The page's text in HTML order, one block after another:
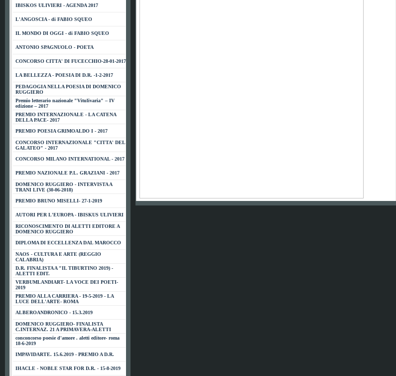
IBISKOS ULIVIERI - AGENDA 2017
L'ANGOSCIA - di FABIO SQUEO
IL MONDO DI OGGI - di FABIO SQUEO
ANTONIO SPAGNUOLO - POETA
CONCORSO CITTA' DI FUCECCHIO-28-01-2017
LA BELLEZZA - POESIA DI D.R. -1-2-2017
PEDAGOGIA NELLA POESIA DI DOMENICO
RUGGIERO
Premio letterario nazionale "Vitulivaria" – IV
edizione – 2017
PREMIO INTERNAZIONALE - LA CATENA
DELLA PACE- 2017
PREMIO POESIA GRIMOALDO I - 2017
CONCORSO INTERNAZIONALE "CITTA' DEL
GALATEO" - 2017
CONCORSO MILANO INTERNATIONAL - 2017
PREMIO NAZIONALE P.L. GRAZIANI - 2017
DOMENICO RUGGIERO - INTERVISTA A
TRANI LIVE (30-06-2018)
PREMIO BRUNO MISELLI- 27-1-2019
AUTORI PER L'EUROPA - IBISKUS ULIVIERI
RICONOSCIMENTO DI ALETTI EDITORE A
DOMENICO RUGGIERO
DIPLOMA DI ECCELLENZA DAL MAROCCO
NAOS - CULTURA E ARTE (REGGIO
CALABRIA)
D.R. FINALISTA A "IL TIBURTINO 2019) -
ALETTI EDIT.
VERBUMLANDIART- LA VOCE DEI POETI-
2019
PREMIO ALLA CARRIERA - 19-5-2019 - LA
LUCE DELL'ARTE- ROMA
ALBEROANDRONICO - 15.3.2019
DOMENICO RUGGIERO- FINALISTA
C.INTERNAZ. 21 A PRIMAVERA-ALETTI
conconcorso poesie d'amore . aletti editore- roma
18-6-2019
IMPAVIDARTE. 15.6.2019 - PREMIO A D.R.
IHACLE - NOBLE STAR FOR D.R. - 15-8-2019